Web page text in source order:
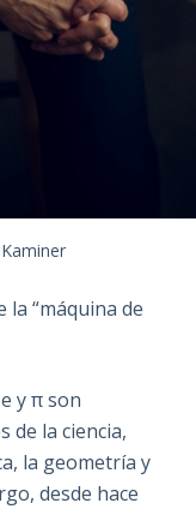
la “máquina de
y π son
de la ciencia,
la geometría y
desde hace